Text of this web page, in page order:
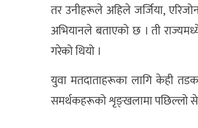
तर उनीहरूले अहिले जर्जिया,
अभियानले बताएको छ । ती
गरेको थियो ।
युवा मतदाताहरूका लागि केही
समर्थकहरूको शृङ्खलामा पछिल्लो